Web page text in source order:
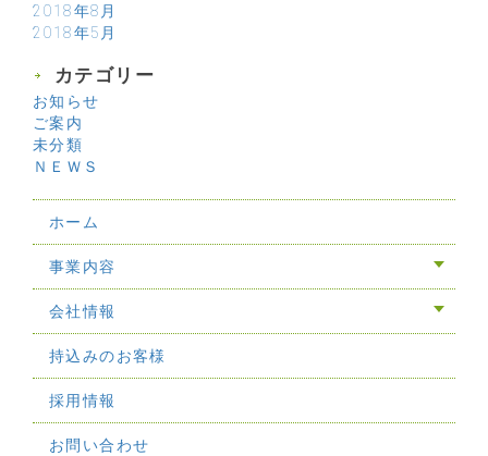
2018年8月
2018年5月
カテゴリー
お知らせ
ご案内
未分類
ＮＥＷＳ
ホーム
事業内容
会社情報
持込みのお客様
採用情報
お問い合わせ